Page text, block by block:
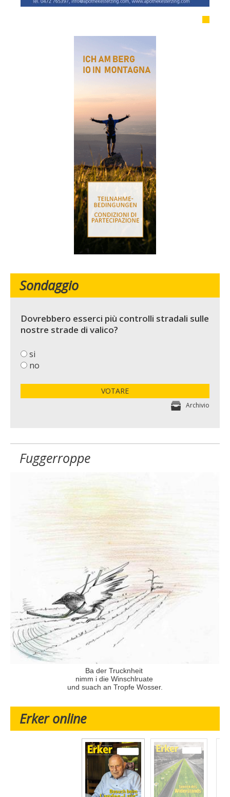
Sondaggio
Dovrebbero esserci più controlli stradali sulle
nostre strade di valico?
si
no
VOTARE
Archivio
Fuggerroppe
Ba der Trucknheit
nimm i die Winschlruate
und suach an Tropfe Wosser.
Erker online